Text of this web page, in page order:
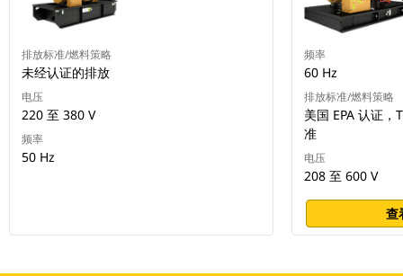
排放标准/燃料策略
未经认证的排放
电压
220 至 380 V
频率
50 Hz
频率
60 Hz
排放标准/燃料策略
美国 EPA 认证
准
电压
208 至 600 V
查